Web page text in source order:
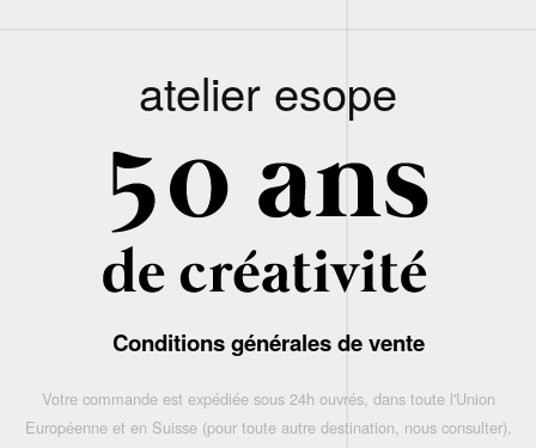
atelier esope
Conditions générales de vente
Votre commande est expédiée sous 24h ouvrés, dans toute l'Union
Européenne et en Suisse (pour toute autre destination, nous consulter),